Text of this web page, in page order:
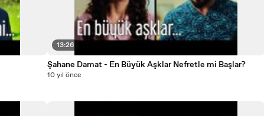
13:26
Şahane Damat - En Büyük Aşklar Nefretle mi Başlar?
10 yıl önce